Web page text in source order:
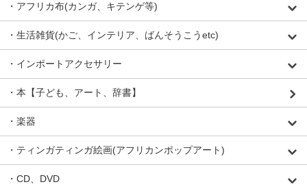
・アフリカ布(カンガ、キテンゲ等)
・生活雑貨(かご、インテリア、ばんそうこうetc)
・インポートアクセサリー
・本【子ども、アート、辞書】
・楽器
・ティンガティンガ絵画(アフリカンポップアート)
・CD、DVD